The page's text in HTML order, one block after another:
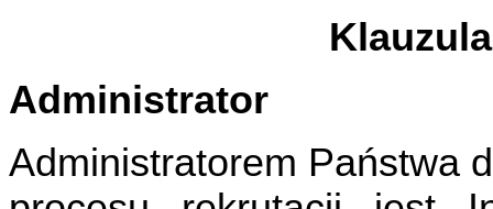
Administrator
Administratorem Państwa